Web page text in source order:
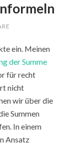
ein. Meinen
der Summe
für recht
nicht
wir über die
Summen
In einem
Ansatz